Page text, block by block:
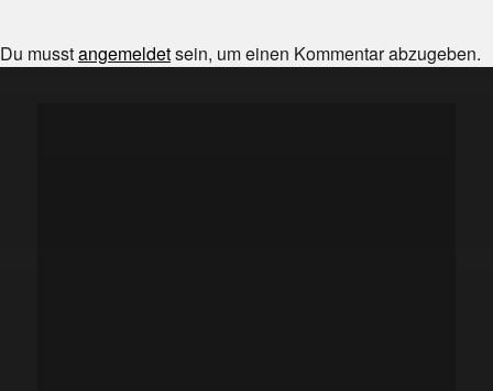
Du musstangemeldetsein, um einen Kommentar abzugeben.